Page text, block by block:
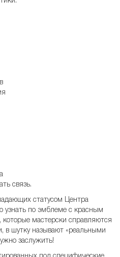
связь.
статусом Центра
узнать по эмблеме с красным
которые мастерски справляются
шутку называют «реальными
заслужить!